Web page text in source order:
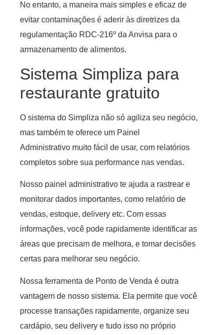
No entanto, a maneira mais simples e eficaz de
evitar contaminações é aderir às diretrizes da
regulamentação RDC-216º da Anvisa para o
armazenamento de alimentos.
Sistema Simpliza para
restaurante gratuito
O sistema do Simpliza não só agiliza seu negócio,
mas também te oferece um Painel
Administrativo muito fácil de usar, com relatórios
completos sobre sua performance nas vendas.
Nosso painel administrativo te ajuda a rastrear e
monitorar dados importantes, como relatório de
vendas, estoque, delivery etc. Com essas
informações, você pode rapidamente identificar as
áreas que precisam de melhora, e tomar decisões
certas para melhorar seu negócio.
Nossa ferramenta de Ponto de Venda é outra
vantagem de nosso sistema. Ela permite que você
processe transações rapidamente, organize seu
cardápio, seu delivery e tudo isso no próprio